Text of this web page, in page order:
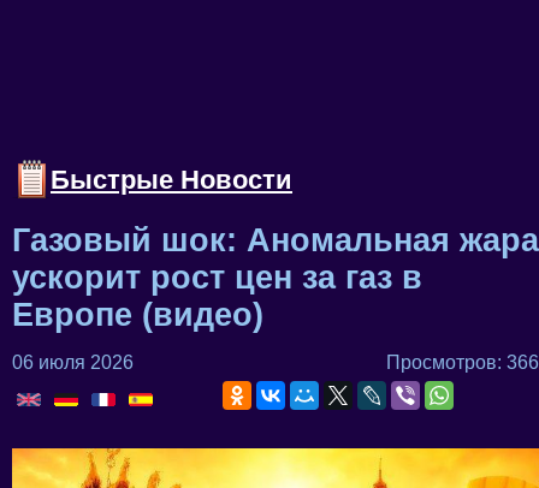
Быстрые Новости
Газовый шок: Аномальная жара
ускорит рост цен за газ в
Европе (видео)
06 июля 2026 Просмотров: 366